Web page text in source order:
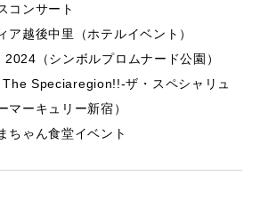
コンサート
ア越後中里（ホテルイベント）
（シンボルプロムナード公園）
Speciaregion!!-ザ・スペシャリュ
マーキュリー新宿）
ちゃん食堂イベント